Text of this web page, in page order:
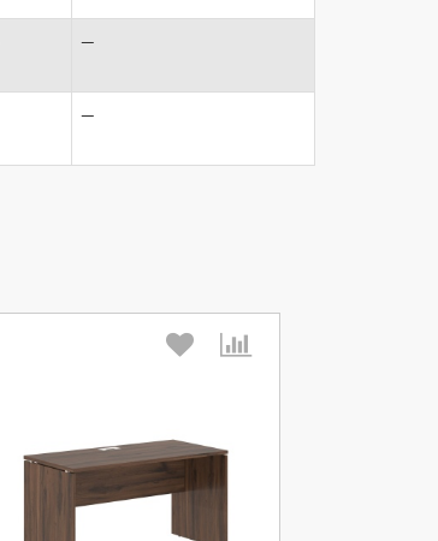
—
—
Выберите количество: